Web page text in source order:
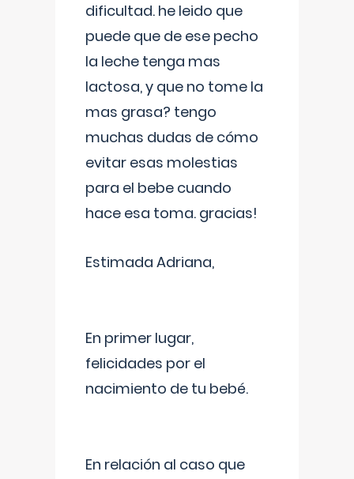
dificultad. he leido que
puede que de ese pecho
la leche tenga mas
lactosa, y que no tome la
mas grasa? tengo
muchas dudas de cómo
evitar esas molestias
para el bebe cuando
hace esa toma. gracias!
Estimada Adriana,
En primer lugar,
felicidades por el
nacimiento de tu bebé.
En relación al caso que